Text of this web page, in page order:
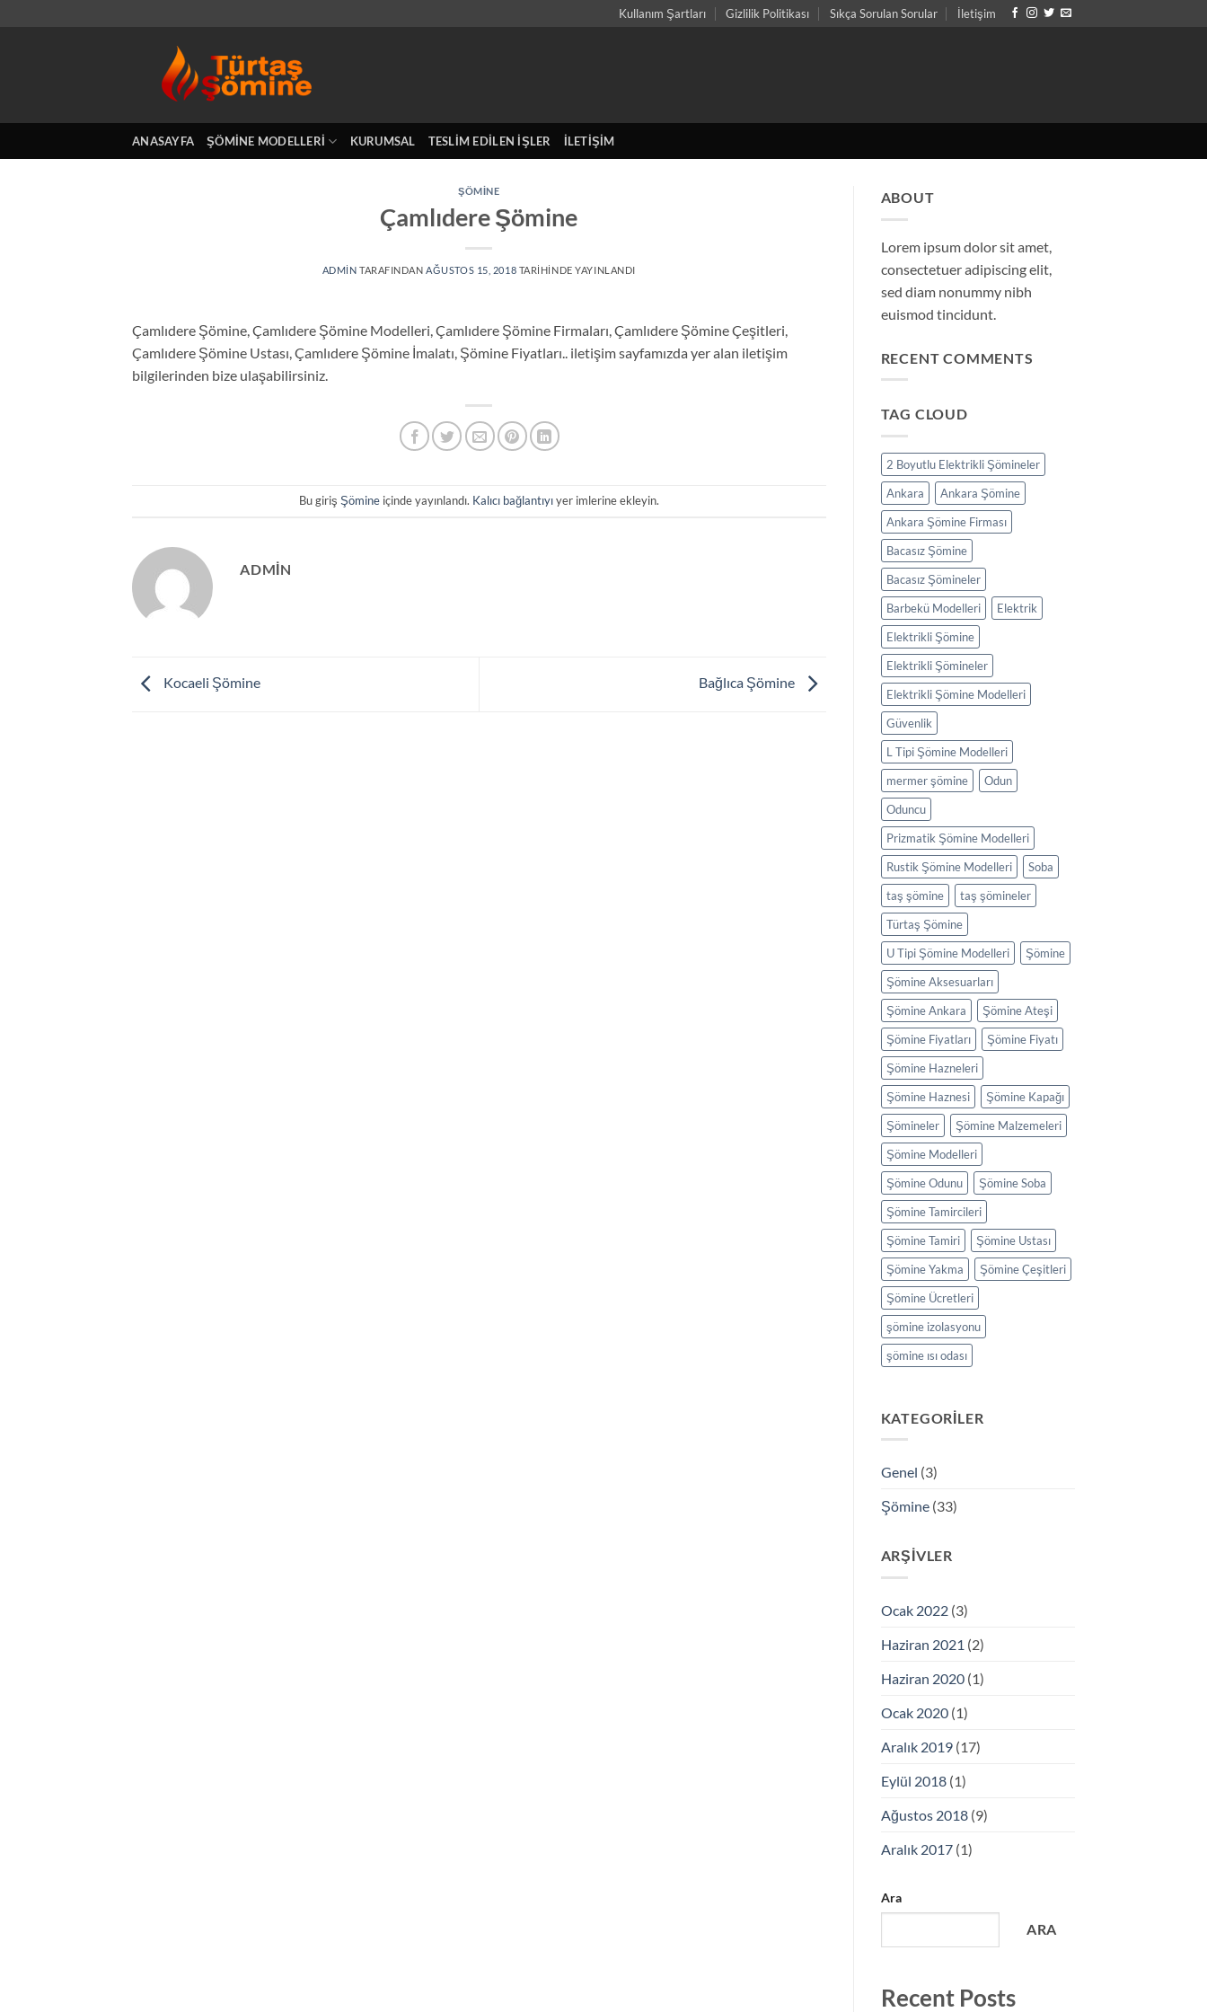
Kullanım Şartları Gizlilik Politikası Sıkça Sorulan Sorular İletişim
ANASAYFA ŞÖMINE MODELLERI KURUMSAL TESLIM EDILEN İŞLER İLETIŞIM
ŞÖMINE
Çamlıdere Şömine
ADMIN TARAFINDAN AĞUSTOS 15, 2018 TARIHINDE YAYINLANDI
Çamlıdere Şömine, Çamlıdere Şömine Modelleri, Çamlıdere Şömine Firmaları, Çamlıdere Şömine Çeşitleri,
Çamlıdere Şömine Ustası, Çamlıdere Şömine İmalatı, Şömine Fiyatları.. iletişim sayfamızda yer alan iletişim
bilgilerinden bize ulaşabilirsiniz.
Bu giriş Şömineiçinde yayınlandı. Kalıcı bağlantıyıyer imlerine ekleyin.
ADMIN
Kocaeli Şömine Bağlıca Şömine
ABOUT
Lorem ipsum dolor sit amet,
consectetuer adipiscing elit,
sed diam nonummy nibh
euismod tincidunt.
RECENT COMMENTS
TAG CLOUD
2 Boyutlu Elektrikli Şömineler
Ankara
Ankara Şömine
Ankara Şömine Firması
Bacasız Şömine
Bacasız Şömineler
Barbekü Modelleri
Elektrik
Elektrikli Şömine
Elektrikli Şömineler
Elektrikli Şömine Modelleri
Güvenlik
L Tipi Şömine Modelleri
mermer şömine
Odun
Oduncu
Prizmatik Şömine Modelleri
Rustik Şömine Modelleri
Soba
taş şömine
taş şömineler
Türtaş Şömine
U Tipi Şömine Modelleri
Şömine
Şömine Aksesuarları
Şömine Ankara
Şömine Ateşi
Şömine Fiyatları
Şömine Fiyatı
Şömine Hazneleri
Şömine Haznesi
Şömine Kapağı
Şömineler
Şömine Malzemeleri
Şömine Modelleri
Şömine Odunu
Şömine Soba
Şömine Tamircileri
Şömine Tamiri
Şömine Ustası
Şömine Yakma
Şömine Çeşitleri
Şömine Ücretleri
şömine izolasyonu
şömine ısı odası
KATEGORILER
Genel (3)
Şömine(33)
ARŞIVLER
Ocak 2022(3)
Haziran 2021 (2)
Haziran 2020(1)
Ocak 2020(1)
Aralık 2019(17)
Eylül 2018(1)
Ağustos 2018(9)
Aralık 2017(1)
Ara
ARA
Recent Posts